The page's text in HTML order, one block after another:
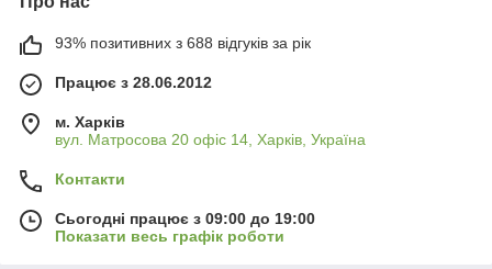
93% позитивних з 688 відгуків за рік
Працює з 28.06.2012
м. Харків
вул. Матросова 20 офіс 14, Харків, Україна
Контакти
Сьогодні працює з 09:00 до 19:00
Показати весь графік роботи